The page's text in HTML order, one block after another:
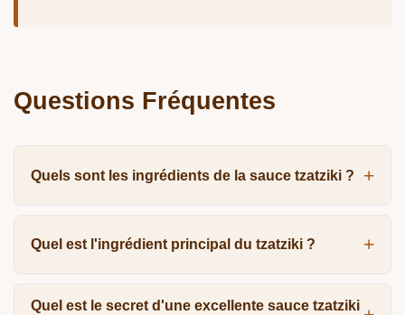
Questions Fréquentes
Quels sont les ingrédients de la sauce tzatziki ?
Quel est l'ingrédient principal du tzatziki ?
Quel est le secret d'une excellente sauce tzatziki